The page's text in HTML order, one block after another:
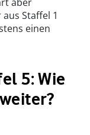
Staffel 1
einen
5: Wie